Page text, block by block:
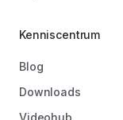
Kenniscentrum
Blog
Downloads
Videohub